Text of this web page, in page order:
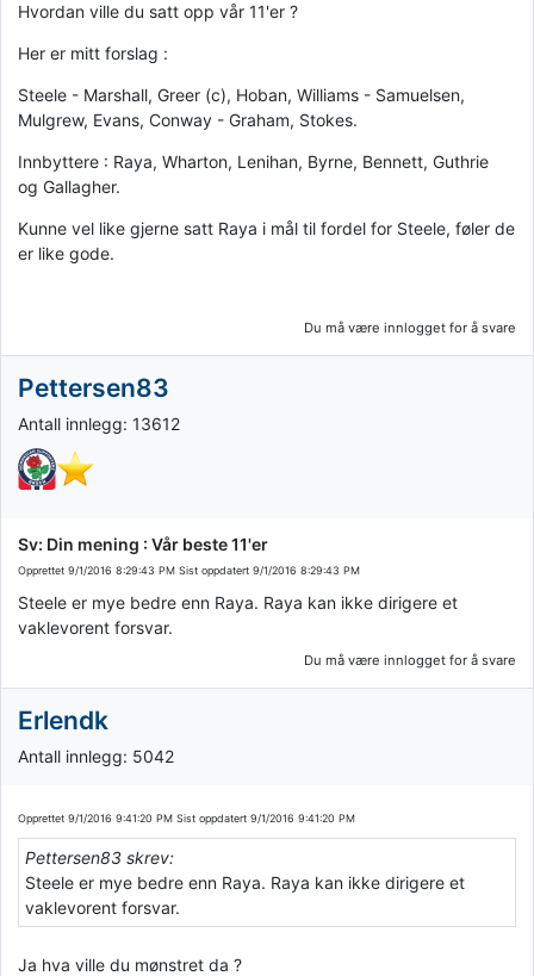
Hvordan ville du satt opp vår 11'er ?
Her er mitt forslag :
Steele - Marshall, Greer (c), Hoban, Williams - Samuelsen,
Mulgrew, Evans, Conway - Graham, Stokes.
Innbyttere : Raya, Wharton, Lenihan, Byrne, Bennett, Guthrie
og Gallagher.
Kunne vel like gjerne satt Raya i mål til fordel for Steele, føler de
er like gode.
Du må være innlogget for å svare
Pettersen83
Antall innlegg: 13612
Sv: Din mening : Vår beste 11'er
Opprettet 9/1/2016 8:29:43 PM Sist oppdatert 9/1/2016 8:29:43 PM
Steele er mye bedre enn Raya. Raya kan ikke dirigere et
vaklevorent forsvar.
Du må være innlogget for å svare
Erlendk
Antall innlegg: 5042
Opprettet 9/1/2016 9:41:20 PM Sist oppdatert 9/1/2016 9:41:20 PM
Pettersen83 skrev:
Steele er mye bedre enn Raya. Raya kan ikke dirigere et
vaklevorent forsvar.
Ja hva ville du mønstret da ?